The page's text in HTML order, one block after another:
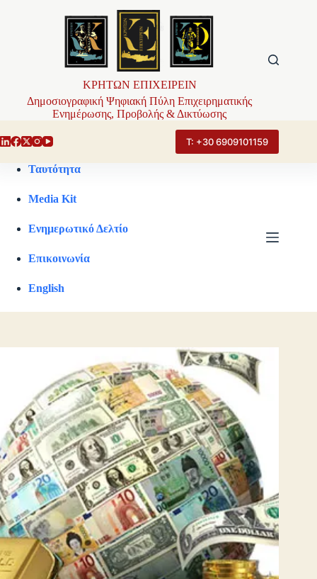
ΚΡΗΤΩΝ ΕΠΙΧΕΙΡΕΙΝ
Δημοσιογραφική Ψηφιακή Πύλη Επιχειρηματικής
Ενημέρωσης, Προβολής & Δικτύωσης
Τ: +30 6909101159
Ταυτότητα
Media Kit
Ενημερωτικό Δελτίο
Επικοινωνία
English